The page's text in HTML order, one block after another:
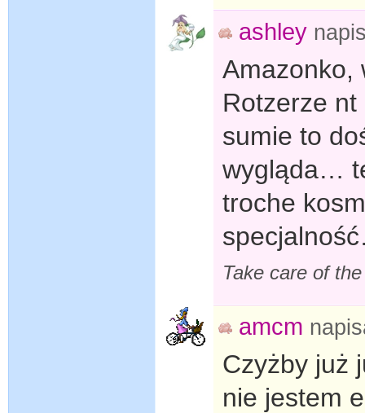
ashley
Amazonko,
Rotzerze
sumie to
wygląda…
troche
Take care of
amcm
Czyżby już
nie jestem